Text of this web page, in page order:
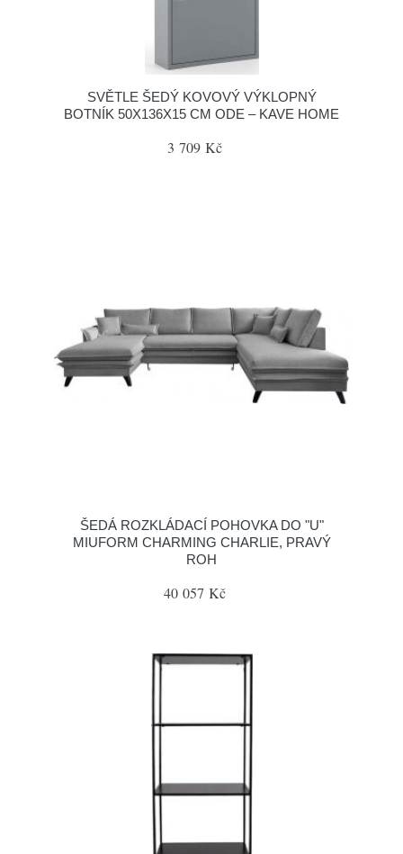
SVĚTLE ŠEDÝ KOVOVÝ VÝKLOPNÝ
BOTNÍK 50X136X15 CM ODE – KAVE HOME
3 709 Kč
ŠEDÁ ROZKLÁDACÍ POHOVKA DO "U"
MIUFORM CHARMING CHARLIE, PRAVÝ
ROH
40 057 Kč